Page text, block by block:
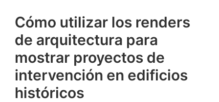
contenido
principal
Cómo utilizar los renders
de arquitectura para
mostrar proyectos de
intervención en edificios
históricos